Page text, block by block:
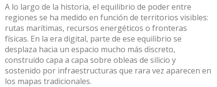
A lo largo de la historia, el equilibrio de poder entre
regiones se ha medido en función de territorios visibles:
rutas marítimas, recursos energéticos o fronteras
físicas. En la era digital, parte de ese equilibrio se
desplaza hacia un espacio mucho más discreto,
construido capa a capa sobre obleas de silicio y
sostenido por infraestructuras que rara vez aparecen en
los mapas tradicionales.